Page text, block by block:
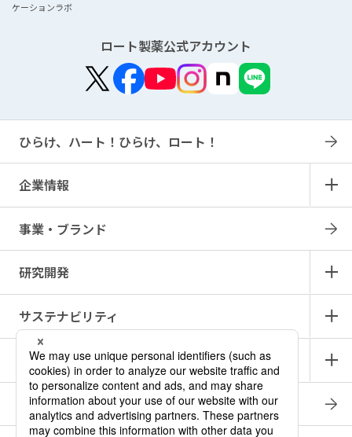
ケーションラボ
ロート製薬公式アカウント
ひらけ、ハート！ひらけ、ロート！
企業情報
事業・ブランド
研究開発
サステナビリティ
IR情報
採用情報